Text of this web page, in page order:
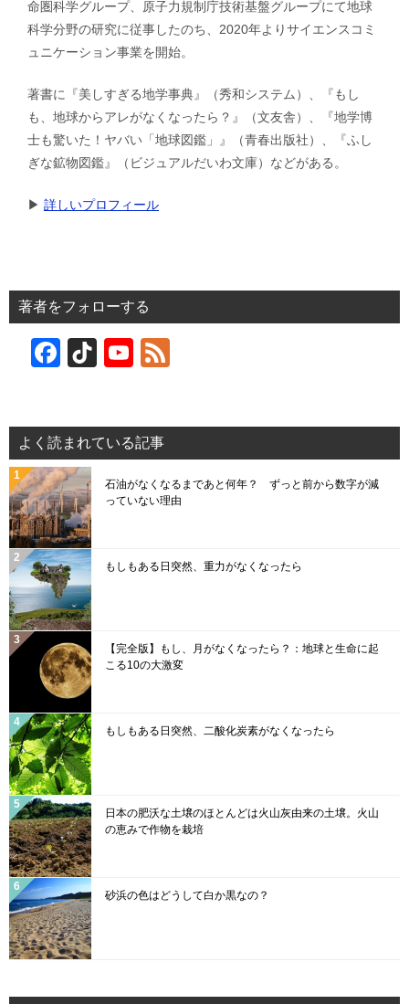
命圏科学グループ、原子力規制庁技術基盤グループにて地球
科学分野の研究に従事したのち、2020年よりサイエンスコミ
ュニケーション事業を開始。
著書に『美しすぎる地学事典』（秀和システム）、『もし
も、地球からアレがなくなったら？』（文友舎）、『地学博
士も驚いた！ヤバい「地球図鑑」』（青春出版社）、『ふし
ぎな鉱物図鑑』（ビジュアルだいわ文庫）などがある。
▶︎ 詳しいプロフィール
著者をフォローする
F
e
b
o
o
k
Ti
o
k
Y
T
u
b
C
n
n
よく読まれている記事
石油がなくなるまであと何年？ ずっと前から数字が減
っていない理由
もしもある日突然、重力がなくなったら
【完全版】もし、月がなくなったら？：地球と生命に起
こる10の大激変
もしもある日突然、二酸化炭素がなくなったら
日本の肥沃な土壌のほとんどは火山灰由来の土壌。火山
の恵みで作物を栽培
砂浜の色はどうして白か黒なの？